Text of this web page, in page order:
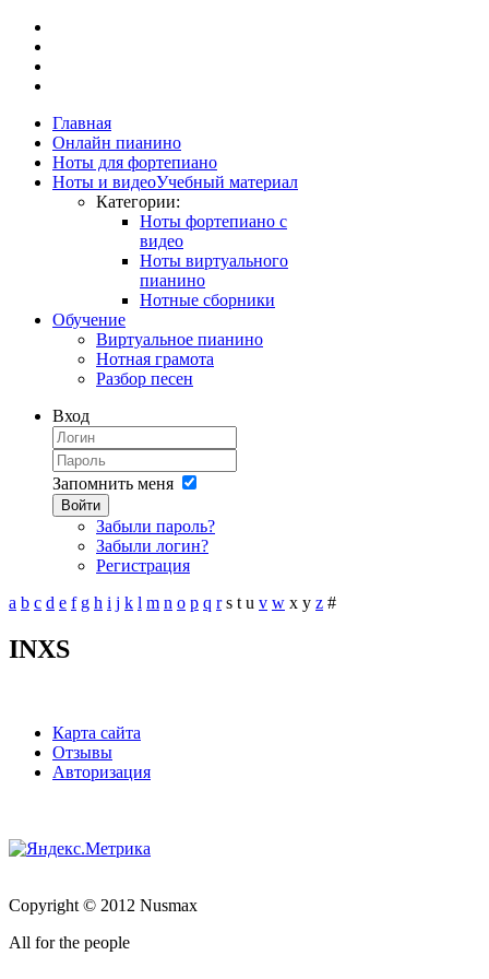
Главная
Онлайн пианино
Ноты для фортепиано
Ноты и видеоУчебный материал
Категории:
Ноты фортепиано с
видео
Ноты виртуального
пианино
Нотные сборники
Обучение
Виртуальное пианино
Нотная грамота
Разбор песен
Вход
Запомнить меня
Войти
Забыли пароль?
Забыли логин?
Регистрация
a b c d e f g h i j k l m n o p q r s t u v w x y z #
INXS
Карта сайта
Отзывы
Авторизация
Copyright © 2012 Nusmax
All for the people